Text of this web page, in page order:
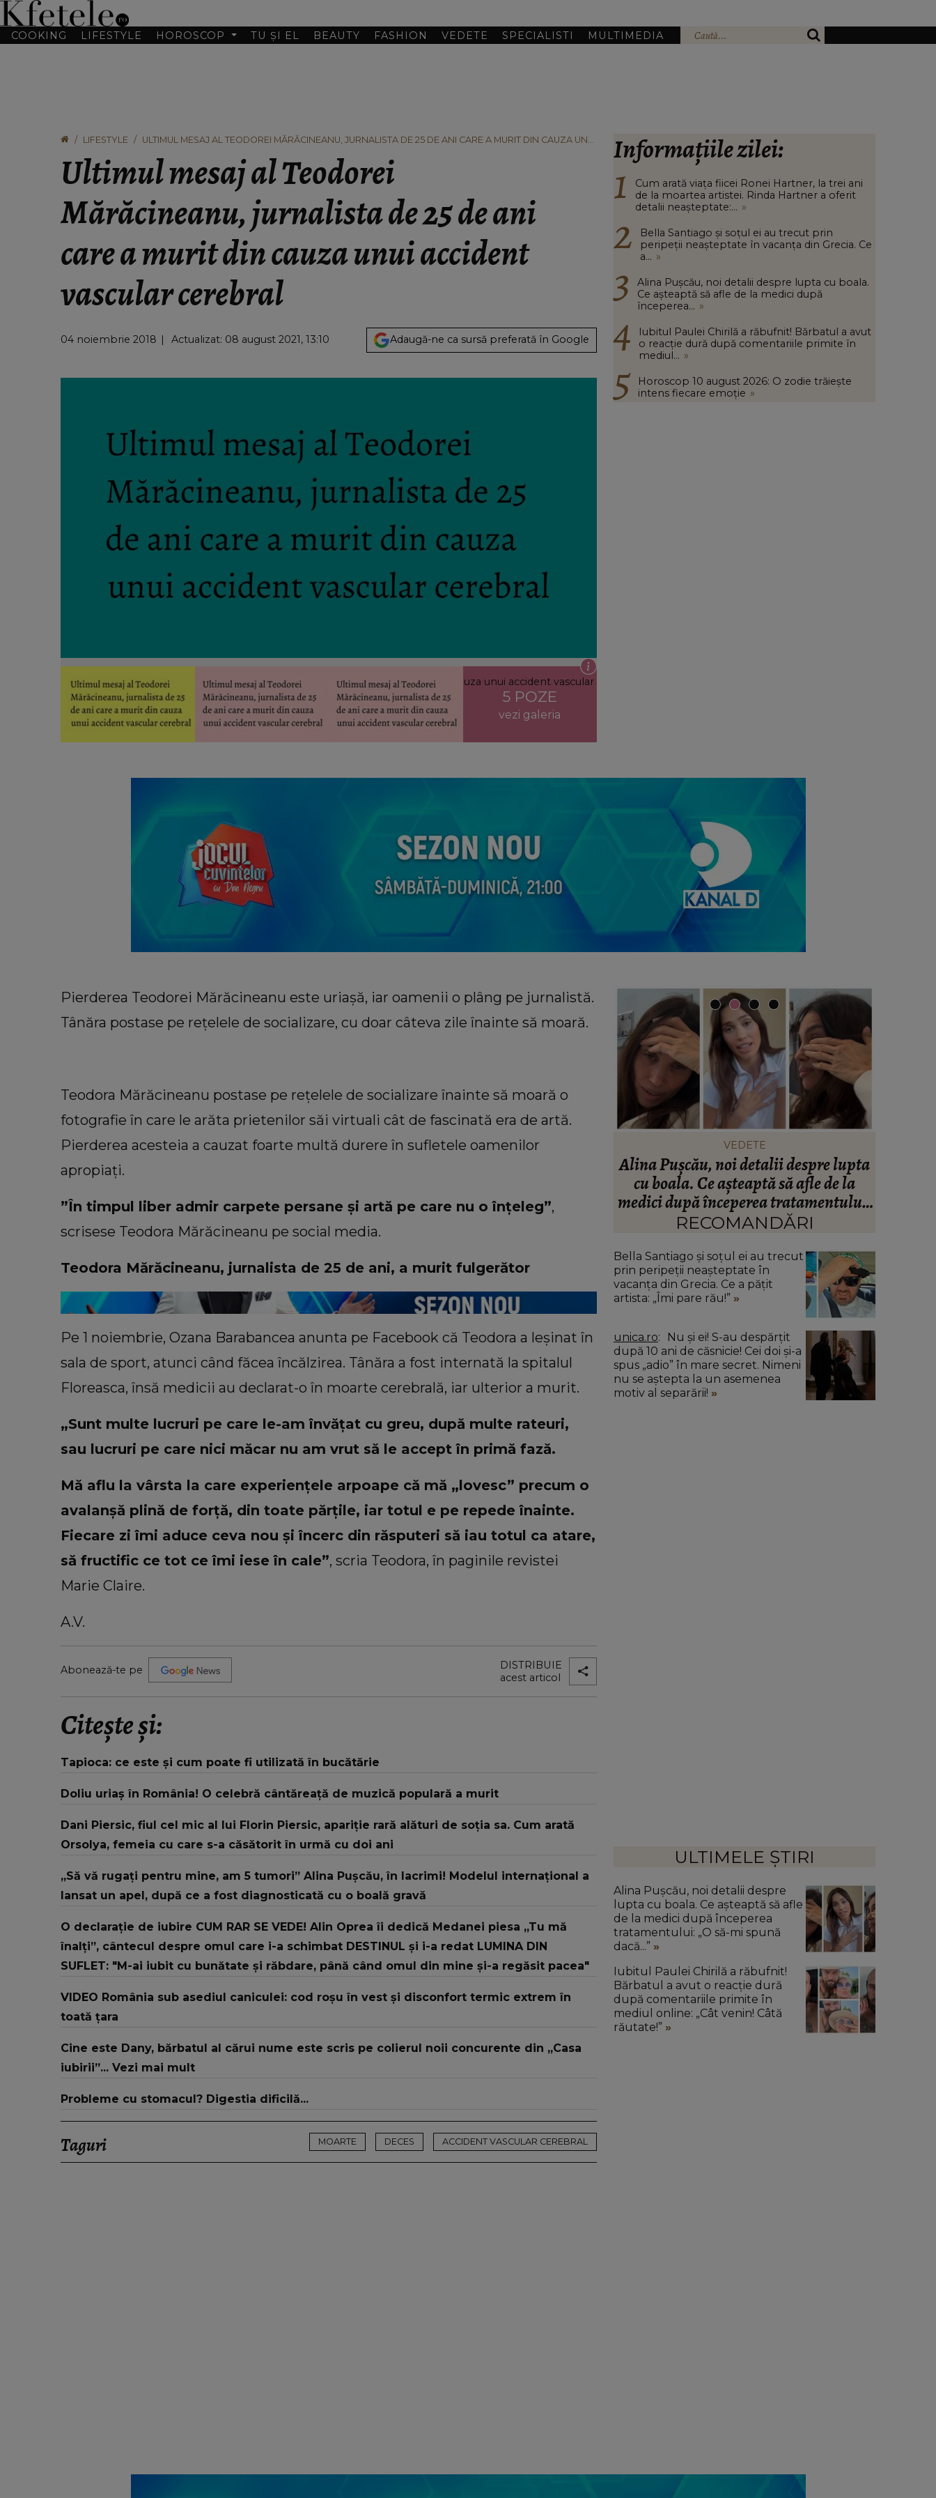
COOKING LIFESTYLE HOROSCOP TU ȘI EL BEAUTY FASHION VEDETE SPECIALISTI MULTIMEDIA
LIFESTYLE
ULTIMUL MESAJ AL TEODOREI MĂRĂCINEANU, JURNALISTA DE 25 DE ANI CARE A MURIT DIN CAUZA UNUI
Ultimul mesaj al Teodorei
Mărăcineanu, jurnalista de 25 de ani
care a murit din cauza unui accident
vascular cerebral
04 noiembrie 2018 Actualizat: 08 august 2021, 13:10 Adaugă-ne ca sursă preferată în Google
Ultimul mesaj al Teodorei Mărăcineanu, jurnalista de 25 de ani care a murit din cauza unui accident vascular
cerebral
5 POZE
vezi galeria
Informațiile zilei:
Cum arată viața fiicei Ronei Hartner, la trei ani
de la moartea artistei. Rinda Hartner a oferit
detalii neașteptate:... »
Bella Santiago și soțul ei au trecut prin
peripeții neașteptate în vacanța din Grecia. Ce
a... »
Alina Pușcău, noi detalii despre lupta cu boala.
Ce așteaptă să afle de la medici după
începerea... »
Iubitul Paulei Chirilă a răbufnit! Bărbatul a avut
o reacție dură după comentariile primite în
mediul... »
Horoscop 10 august 2026: O zodie trăiește
intens fiecare emoție »
Pierderea Teodorei Mărăcineanu este uriaşă, iar oamenii o plâng pe jurnalistă.
Tânăra postase pe reţelele de socializare, cu doar câteva zile înainte să moară.
Teodora Mărăcineanu postase pe reţelele de socializare înainte să moară o
fotografie în care le arăta prietenilor săi virtuali cât de fascinată era de artă.
Pierderea acesteia a cauzat foarte multă durere în sufletele oamenilor
apropiaţi.
”În timpul liber admir carpete persane şi artă pe care nu o înţeleg”,
scrisese Teodora Mărăcineanu pe social media.
Teodora Mărăcineanu, jurnalista de 25 de ani, a murit fulgerător
Pe 1 noiembrie, Ozana Barabancea anunta pe Facebook că Teodora a leşinat în
sala de sport, atunci când făcea încălzirea. Tânăra a fost internată la spitalul
Floreasca, însă medicii au declarat-o în moarte cerebrală, iar ulterior a murit.
„Sunt multe lucruri pe care le-am învăţat cu greu, după multe rateuri,
sau lucruri pe care nici măcar nu am vrut să le accept în primă fază.
Mă aflu la vârsta la care experienţele arpoape că mă „lovesc” precum o
avalanşă plină de forţă, din toate părţile, iar totul e pe repede înainte.
Fiecare zi îmi aduce ceva nou şi încerc din răsputeri să iau totul ca atare,
să fructific ce tot ce îmi iese în cale”, scria Teodora, în paginile revistei
Marie Claire.
A.V.
Abonează-te pe
DISTRIBUIE
acest articol
Citește și:
Tapioca: ce este și cum poate fi utilizată în bucătărie
Doliu uriaş în România! O celebră cântăreaţă de muzică populară a murit
Dani Piersic, fiul cel mic al lui Florin Piersic, apariție rară alături de soția sa. Cum arată
Orsolya, femeia cu care s-a căsătorit în urmă cu doi ani
„Să vă rugați pentru mine, am 5 tumori” Alina Pușcău, în lacrimi! Modelul internațional a
lansat un apel, după ce a fost diagnosticată cu o boală gravă
O declarație de iubire CUM RAR SE VEDE! Alin Oprea îi dedică Medanei piesa „Tu mă
înalți”, cântecul despre omul care i-a schimbat DESTINUL și i-a redat LUMINA DIN
SUFLET: "M-ai iubit cu bunătate și răbdare, până când omul din mine și-a regăsit pacea"
VIDEO România sub asediul caniculei: cod roșu în vest și disconfort termic extrem în
toată țara
Cine este Dany, bărbatul al cărui nume este scris pe colierul noii concurente din „Casa
iubirii”... Vezi mai mult
Probleme cu stomacul? Digestia dificilă...
Taguri MOARTE DECES ACCIDENT VASCULAR CEREBRAL
HOROSCOP
Horoscop 10 august 2026: O zodie
VEDETE
Grecia. Ce a pățit artista: „Îmi pare
VEDETE
Alina Pușcău, noi detalii despre lupta
cu boala. Ce așteaptă să afle de la
medici după începerea tratamentului:
„O să-mi spună dacă...”
RECOMANDĂRI
Bella Santiago și soțul ei au trecut
prin peripeții neașteptate în
vacanța din Grecia. Ce a pățit
artista: „Îmi pare rău!”
unica.ro
după 10 ani de căsnicie! Cei doi și-a
spus „adio” în mare secret. Nimeni
nu se aștepta la un asemenea
motiv al separării!
ULTIMELE ȘTIRI
Alina Pușcău, noi detalii despre
lupta cu boala. Ce așteaptă să afle
de la medici după începerea
tratamentului: „O să-mi spună
dacă...”
Iubitul Paulei Chirilă a răbufnit!
Bărbatul a avut o reacție dură
după comentariile primite în
mediul online: „Cât venin! Câtă
răutate!”